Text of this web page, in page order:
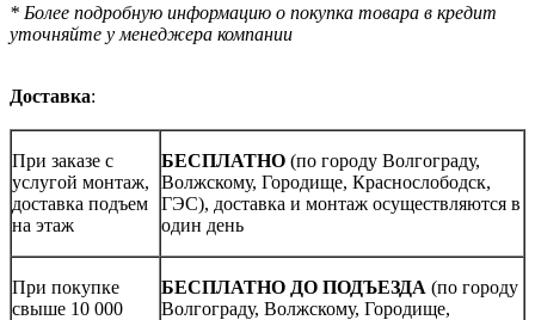
* Более подробную информацию о покупка товара в кредит
уточняйте у менеджера компании
Доставка:
При заказе с
услугой монтаж,
доставка подъем
на этаж
БЕСПЛАТНО (по городу Волгограду,
Волжскому, Городище, Краснослободск,
ГЭС), доставка и монтаж осуществляются в
один день
При покупке
свыше 10 000
БЕСПЛАТНО ДО ПОДЪЕЗДА (по городу
Волгограду, Волжскому, Городище,